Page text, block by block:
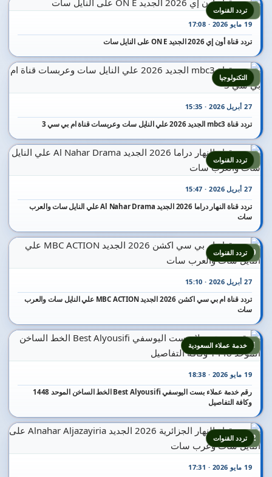
7
19 مايو 2026 · 17:08
تردد قناة أون إي 2026 الجديد ON E على النايل سات
تردد القنوات
8
27 أبريل 2026 · 15:35
تردد قناة mbc3 الجديد 2026 علي النايل سات وعربسات قناة ام بي سي 3
التكنولوجيا
9
27 أبريل 2026 · 15:47
تردد قناة النهار دراما 2026 الجديد Al Nahar Drama علي النايل سات والعرب
سات
تردد القنوات
10
27 أبريل 2026 · 15:10
تردد قناة ام بي سي اكشن 2026 الجديد MBC ACTION علي النايل سات والعرب
سات
تردد القنوات
11
19 مايو 2026 · 18:38
رقم خدمة عملاء بست اليوسفي Best Alyousifi الخط الساخن الموحد 1448
وكافة التفاصيل
خدمة عملاء السعودية
12
19 مايو 2026 · 17:31
تردد القنوات